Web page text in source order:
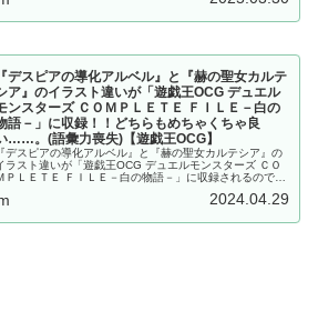
『デスピアの導化アルベル』と『赫の聖女カルテ
ア』のイラスト違いが「遊戯王OCG デュエル
ンスターズ ＣＯＭＰＬＥＴＥ ＦＩＬＥ－白の
語－」に収録！！どちらもめちゃくちゃ良
……。(語彙力喪失)【遊戯王OCG】
『デスピアの導化アルベル』と『赫の聖女カルテシア』の
ラスト違いが「遊戯王OCG デュエルモンスターズ ＣＯ
ＰＬＥＴＥ ＦＩＬＥ－白の物語－」に収録されるので、
……。(語彙力喪失)【遊戯王OCG】
2024.04.29